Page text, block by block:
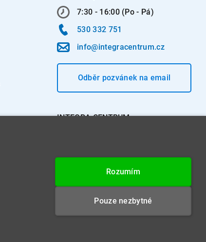
7:30 - 16:00 (Po - Pá)
530 332 751
info@integracentrum.cz
Odběr pozvánekna email
INTEGRA CENTRUM s.r.o.
IČ: 26234203
DIČ: CZ26234203Rozumím
Pouze nezbytné